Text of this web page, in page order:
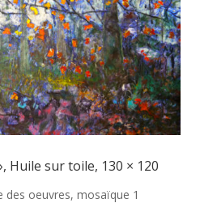
Huile sur toile, 130 × 120
des oeuvres, mosaïque 1